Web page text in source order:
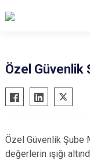
Özel Güvenlik
Özel Güvenlik Şube
değerlerin ışığı